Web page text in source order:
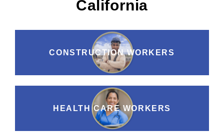
California
CONSTRUCTION WORKERS
HEALTH CARE WORKERS